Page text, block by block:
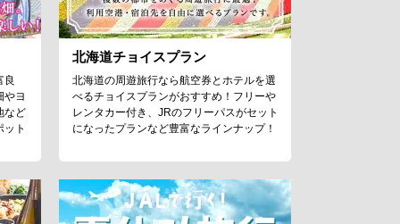
良
やヨ
など
ト
北海道チョイスプラン
北海道の周遊旅行なら航空券とホテルを選
べるチョイスプランがおすすめ！フリーや
レンタカー付き、JRのフリーパスがセット
になったプランなど豊富なラインナップ！